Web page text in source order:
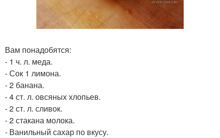
Вам понадобятся:
- 1 ч. л. меда.
- Сок 1 лимона.
- 2 банана.
- 4 ст. л. овсяных хлопьев.
- 2 ст. л. сливок.
- 2 стакана молока.
- Ванильный сахар по вкусу.